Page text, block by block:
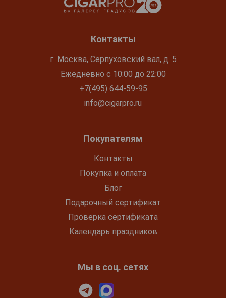
Контакты
г. Москва, Серпуховский вал, д. 5
Ежедневно с 10:00 до 22:00
+7(495) 644-59-95
info@cigarpro.ru
Покупателям
Контакты
Покупка и оплата
Блог
Подарочный сертификат
Проверка сертификата
Календарь праздников
Мы в соц. сетях